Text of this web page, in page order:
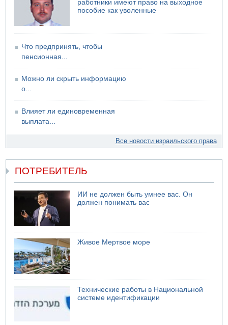
работники имеют право на выходное
пособие как уволенные
Что предпринять, чтобы
пенсионная...
Можно ли скрыть информацию
о...
Влияет ли единовременная
выплата...
Все новости израильского права
ПОТРЕБИТЕЛЬ
ИИ не должен быть умнее вас. Он
должен понимать вас
Живое Мертвое море
Технические работы в Национальной
системе идентификации